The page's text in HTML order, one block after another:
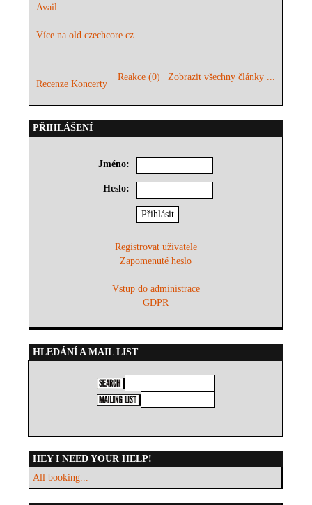
Avail
Více na old.czechcore.cz
Recenze Koncerty
Reakce (0) |Zobrazit všechny články ...
PŘIHLÁŠENÍ
Jméno:
Heslo:
Registrovat uživatele
Zapomenuté heslo
Vstup do administrace
GDPR
HLEDÁNÍ A MAIL LIST
HEY I NEED YOUR HELP!
All booking...